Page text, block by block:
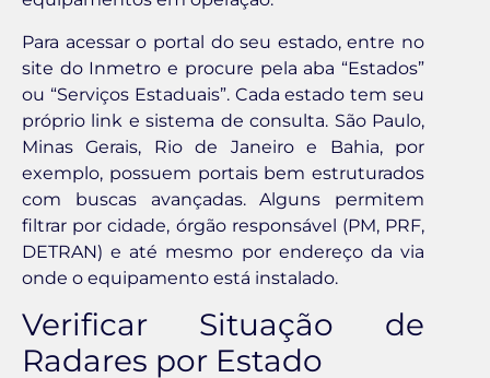
Para acessar o portal do seu estado, entre no
site do Inmetro e procure pela aba “Estados”
ou “Serviços Estaduais”. Cada estado tem seu
próprio link e sistema de consulta. São Paulo,
Minas Gerais, Rio de Janeiro e Bahia, por
exemplo, possuem portais bem estruturados
com buscas avançadas. Alguns permitem
filtrar por cidade, órgão responsável (PM, PRF,
DETRAN) e até mesmo por endereço da via
onde o equipamento está instalado.
Verificar Situação de
Radares por Estado